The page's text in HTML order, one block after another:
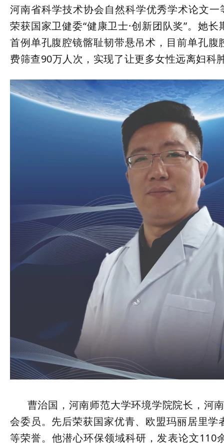
河南省科学技术协会自然科学优秀学术论文
荣获国家卫健委“健康卫士·创新团队奖”。她
首例单孔腹腔镜髂耻韧带悬吊术，目前单孔
费筛查90万人次，实现了让更多女性远离妇科
曹治国，河南师范大学环境学院院长，河
会委员。先后荣获国家优青、欧盟玛丽居里
等荣誉。他潜心环保领域科研，发表论文